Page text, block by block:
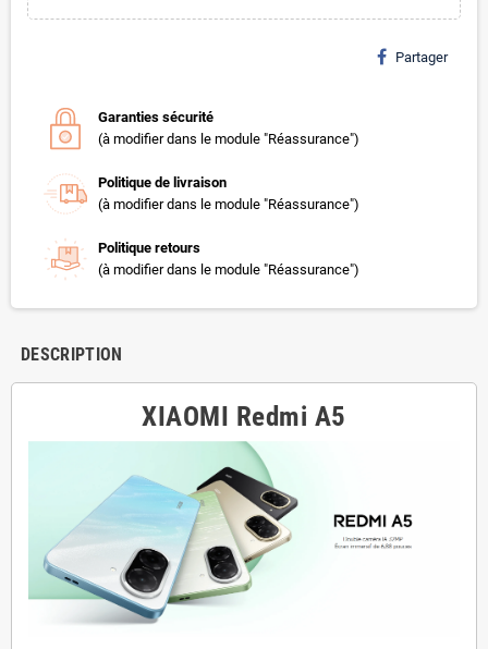
Partager
Garanties sécurité
(à modifier dans le module "Réassurance")
Politique de livraison
(à modifier dans le module "Réassurance")
Politique retours
(à modifier dans le module "Réassurance")
DESCRIPTION
XIAOMI Redmi A5